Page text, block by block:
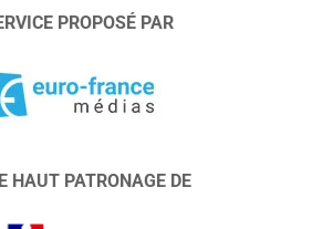
PROPOSÉ PAR
HAUT PATRONAGE DE